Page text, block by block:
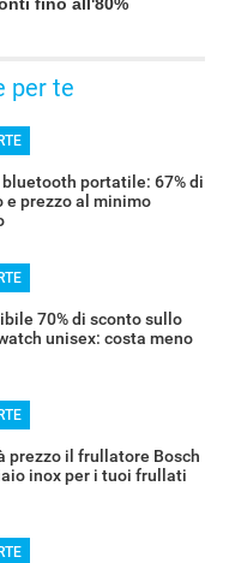
per te
bluetooth portatile: 67% di
e prezzo al minimo
70% di sconto sullo
unisex: costa meno
prezzo il frullatore Bosch
inox per i tuoi frullati